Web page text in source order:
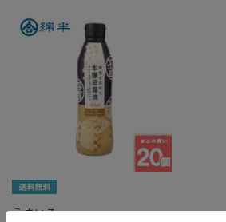
うまいる